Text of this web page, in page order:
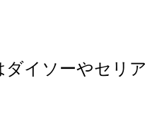
ダイソーやセリ